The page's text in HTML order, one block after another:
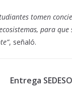
tomen
para
, señaló.
Entrega